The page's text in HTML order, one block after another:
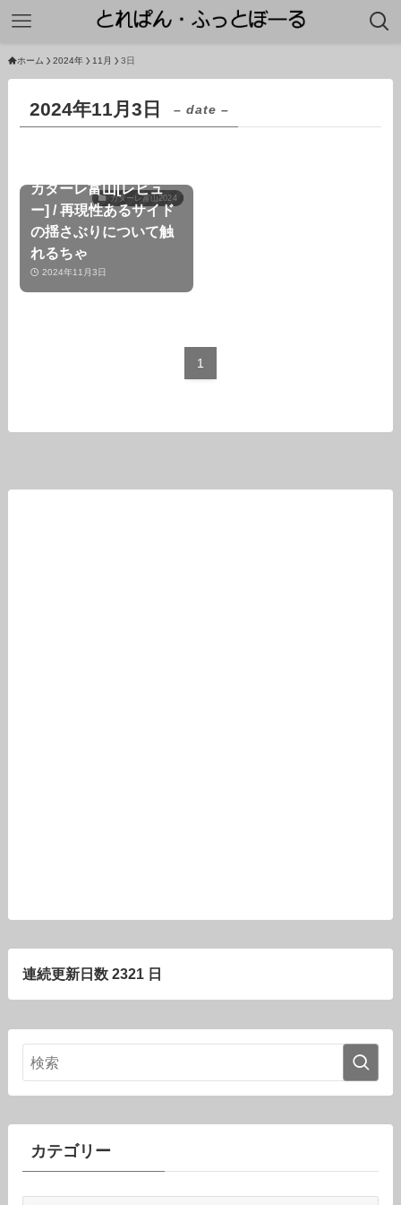
ホーム 2024年 11月 3日
2024年11月3日 – date –
カターレ富山2024
カターレ富山[レビュ
ー] / 再現性あるサイド
の揺さぶりについて触
れるちゃ
2024年11月3日
1
連続更新日数 2321 日
カテゴリー